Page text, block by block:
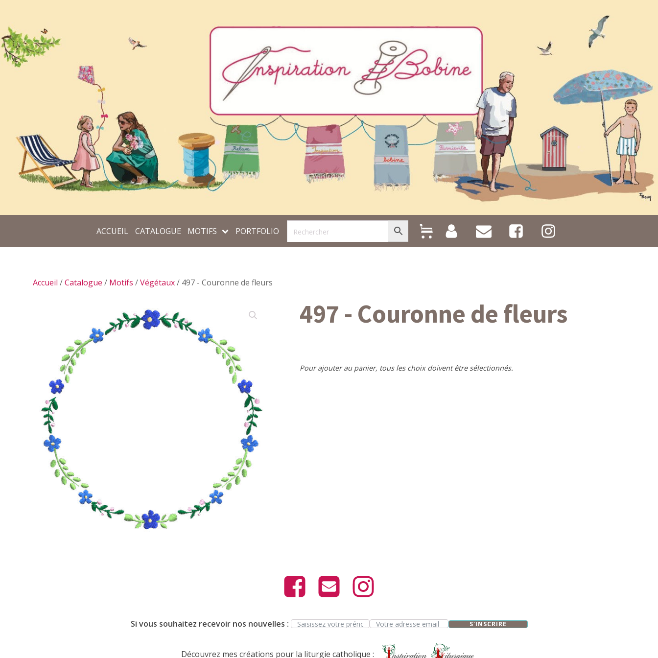
ACCUEIL CATALOGUE MOTIFS PORTFOLIO
Accueil /Catalogue / Motifs /Végétaux/ 497 - Couronne de fleurs
497 - Couronne de fleurs
Pour ajouter au panier, tous les choix doivent être sélectionnés.
Si vous souhaitez recevoir nos nouvelles : S'INSCRIRE
Découvrez mes créations pour la liturgie catholique :